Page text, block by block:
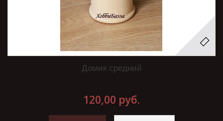
Домик средний
120,00 руб.